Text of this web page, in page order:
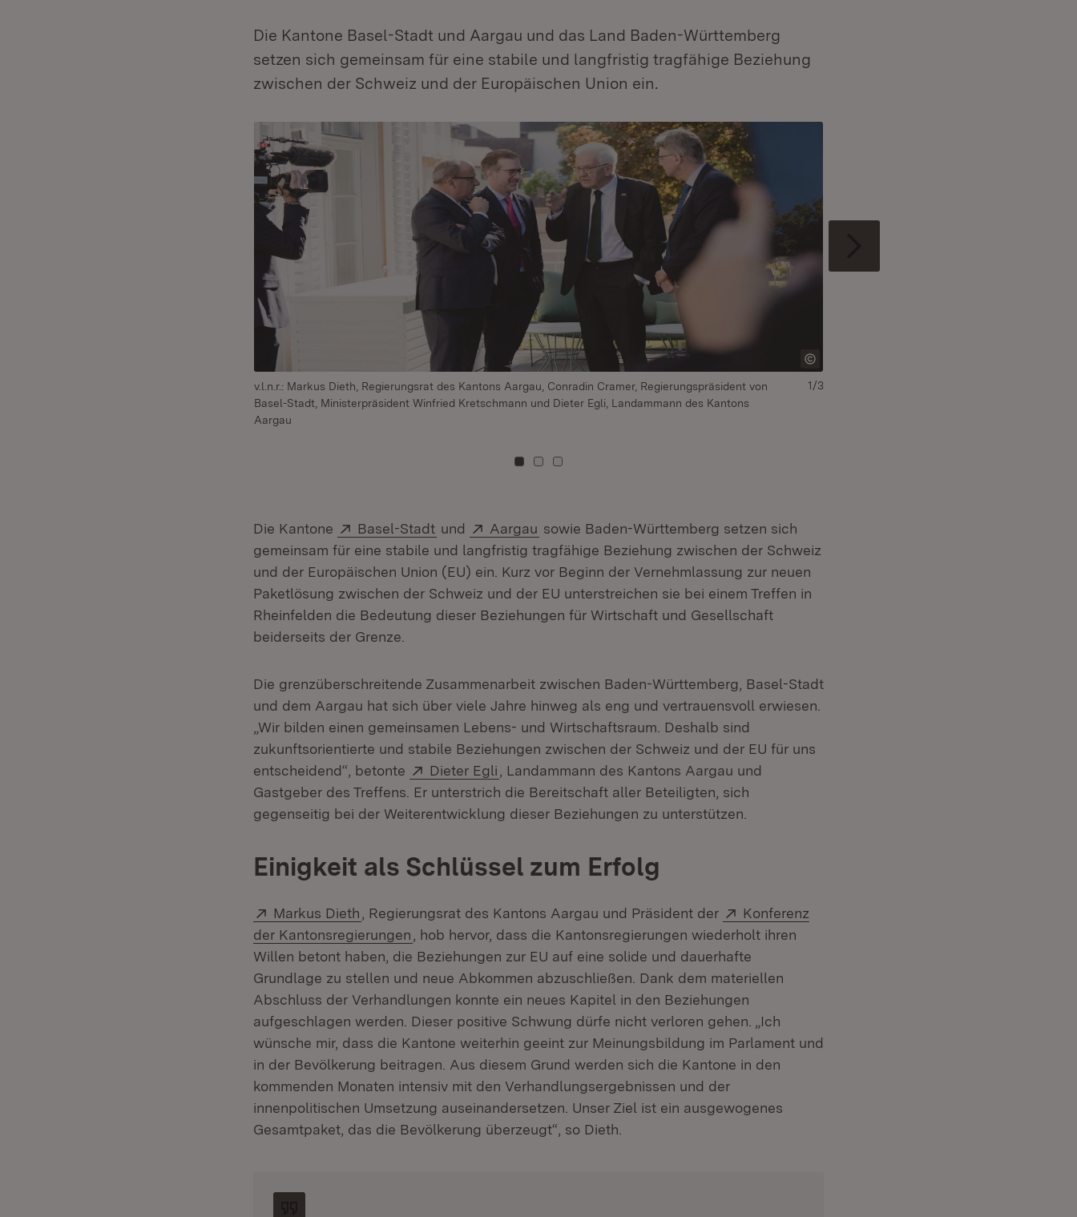
Die Kantone Basel-Stadt und Aargau und das Land Baden-Württemberg
setzen sich gemeinsam für eine stabile und langfristig tragfähige Beziehung
zwischen der Schweiz und der Europäischen Union ein.
v.l.n.r.: Markus Dieth, Regierungsrat des Kantons Aargau, Conradin Cramer, Regierungspräsident von
Basel-Stadt, Ministerpräsident Winfried Kretschmann und Dieter Egli, Landammann des Kantons
Aargau
Zu Kachel: 0
Zu Kachel: 1
Zu Kachel: 2
1/3
Die Kantone Extern:
Basel-Stadt (Öffnet in neuem Fenster)
und Extern:
Aargau (Öffnet in neuem Fenster)
sowie Baden-Württemberg setzen sich
gemeinsam für eine stabile und langfristig tragfähige Beziehung zwischen der Schweiz
und der Europäischen Union (EU) ein. Kurz vor Beginn der Vernehmlassung zur neuen
Paketlösung zwischen der Schweiz und der EU unterstreichen sie bei einem Treffen in
Rheinfelden die Bedeutung dieser Beziehungen für Wirtschaft und Gesellschaft
beiderseits der Grenze.
Die grenzüberschreitende Zusammenarbeit zwischen Baden-Württemberg, Basel-Stadt
und dem Aargau hat sich über viele Jahre hinweg als eng und vertrauensvoll erwiesen.
„Wir bilden einen gemeinsamen Lebens- und Wirtschaftsraum. Deshalb sind
zukunftsorientierte und stabile Beziehungen zwischen der Schweiz und der EU für uns
entscheidend“, betonte
Extern:
Dieter Egli (Öffnet in neuem Fenster)
, Landammann des Kantons Aargau und
Gastgeber des Treffens. Er unterstrich die Bereitschaft aller Beteiligten, sich
gegenseitig bei der Weiterentwicklung dieser Beziehungen zu unterstützen.
Einigkeit als Schlüssel zum Erfolg
Extern:
Markus Dieth (Öffnet in neuem Fenster)
, Regierungsrat des Kantons Aargau und Präsident der Extern:
Konferenz
der Kantonsregierungen (Öffnet in neuem Fenster)
, hob hervor, dass die Kantonsregierungen wiederholt ihren
Willen betont haben, die Beziehungen zur EU auf eine solide und dauerhafte
Grundlage zu stellen und neue Abkommen abzuschließen. Dank dem materiellen
Abschluss der Verhandlungen konnte ein neues Kapitel in den Beziehungen
aufgeschlagen werden. Dieser positive Schwung dürfe nicht verloren gehen. „Ich
wünsche mir, dass die Kantone weiterhin geeint zur Meinungsbildung im Parlament und
in der Bevölkerung beitragen. Aus diesem Grund werden sich die Kantone in den
kommenden Monaten intensiv mit den Verhandlungsergebnissen und der
innenpolitischen Umsetzung auseinandersetzen. Unser Ziel ist ein ausgewogenes
Gesamtpaket, das die Bevölkerung überzeugt“, so Dieth.